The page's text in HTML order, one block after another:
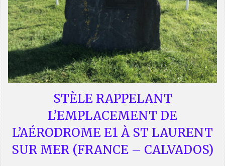
STÈLE RAPPELANT
L’EMPLACEMENT DE
L’AÉRODROME E1 À ST LAURENT
SUR MER (FRANCE – CALVADOS)